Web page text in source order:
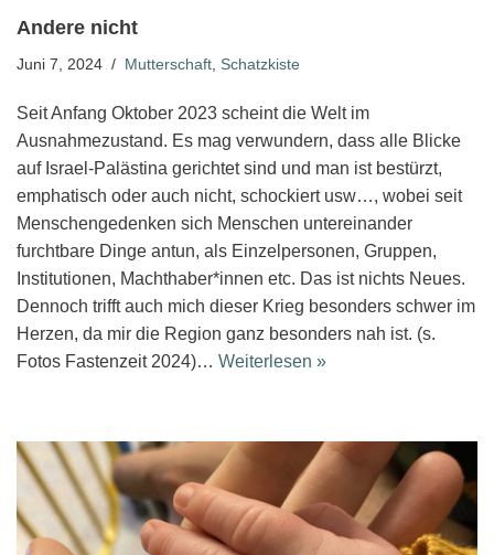
Andere nicht
Juni 7, 2024 Mutterschaft, Schatzkiste
Seit Anfang Oktober 2023 scheint die Welt im
Ausnahmezustand. Es mag verwundern, dass alle Blicke
auf Israel-Palästina gerichtet sind und man ist bestürzt,
emphatisch oder auch nicht, schockiert usw…, wobei seit
Menschengedenken sich Menschen untereinander
furchtbare Dinge antun, als Einzelpersonen, Gruppen,
Institutionen, Machthaber*innen etc. Das ist nichts Neues.
Dennoch trifft auch mich dieser Krieg besonders schwer im
Herzen, da mir die Region ganz besonders nah ist. (s.
Fotos Fastenzeit 2024)… Weiterlesen »